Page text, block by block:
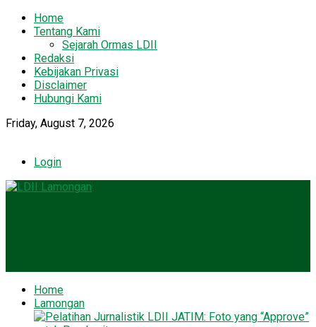
Home
Tentang Kami
Sejarah Ormas LDII
Redaksi
Kebijakan Privasi
Disclaimer
Hubungi Kami
Friday, August 7, 2026
Login
Home
Lamongan